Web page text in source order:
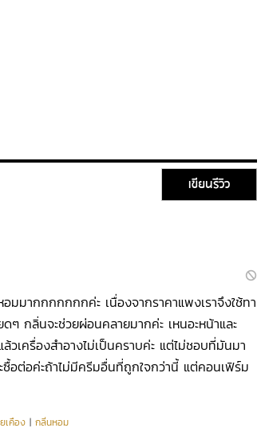
เขียนรีวิว
มากกกกกกกค่ะ เนื่องจากราคาแพงเราจึงใช้ทา
กลิ่นจะช่วยผ่อนคลายมากค่ะ เหนอะหน้าและ
วเครื่องสำอางไม่เป็นคราบค่ะ แต่ไม่ชอบที่มันมา
อต่อค่ะถ้าไม่มีครีมอื่นที่ถูกใจกว่านี้ แต่คอนเฟิร์ม
เคือง | กลิ่นหอม